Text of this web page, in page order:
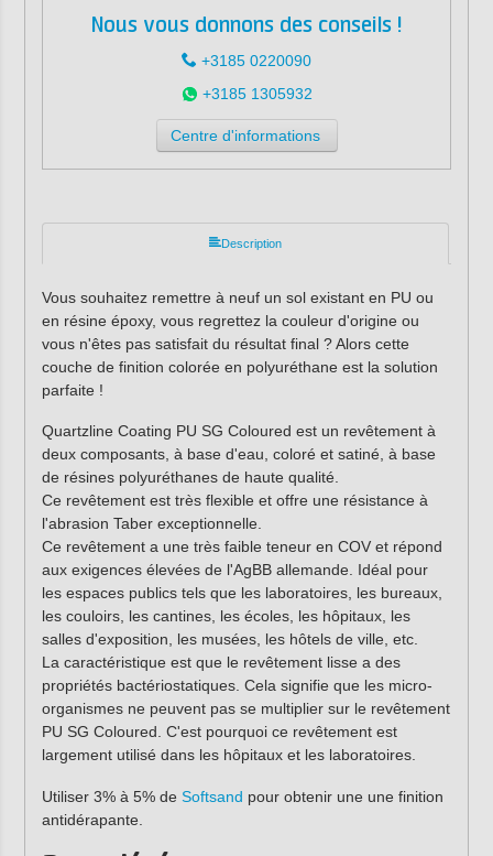
Nous vous donnons des conseils !
+3185 0220090
+3185 1305932
Centre d'informations
Description
Vous souhaitez remettre à neuf un sol existant en PU ou
en résine époxy, vous regrettez la couleur d'origine ou
vous n'êtes pas satisfait du résultat final ? Alors cette
couche de finition colorée en polyuréthane est la solution
parfaite !
Quartzline Coating PU SG Coloured est un revêtement à
deux composants, à base d'eau, coloré et satiné, à base
de résines polyuréthanes de haute qualité.
Ce revêtement est très flexible et offre une résistance à
l'abrasion Taber exceptionnelle.
Ce revêtement a une très faible teneur en COV et répond
aux exigences élevées de l'AgBB allemande. Idéal pour
les espaces publics tels que les laboratoires, les bureaux,
les couloirs, les cantines, les écoles, les hôpitaux, les
salles d'exposition, les musées, les hôtels de ville, etc.
La caractéristique est que le revêtement lisse a des
propriétés bactériostatiques. Cela signifie que les micro-
organismes ne peuvent pas se multiplier sur le revêtement
PU SG Coloured. C'est pourquoi ce revêtement est
largement utilisé dans les hôpitaux et les laboratoires.
Utiliser 3% à 5% de Softsand pour obtenir une une finition
antidérapante.